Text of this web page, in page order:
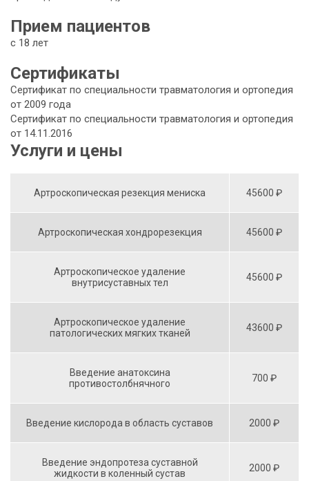
Прием пациентов
с 18 лет
Сертификаты
Сертификат по специальности травматология и ортопедия
от 2009 года
Сертификат по специальности травматология и ортопедия
от 14.11.2016
Услуги и цены
Артроскопическая резекция мениска 45600 ₽
Артроскопическая хондрорезекция 45600 ₽
Артроскопическое удаление
внутрисуставных тел
45600 ₽
Артроскопическое удаление
патологических мягких тканей
43600 ₽
Введение анатоксина
противостолбнячного
700 ₽
Введение кислорода в область суставов 2000 ₽
Введение эндопротеза суставной
жидкости в коленный сустав
2000 ₽